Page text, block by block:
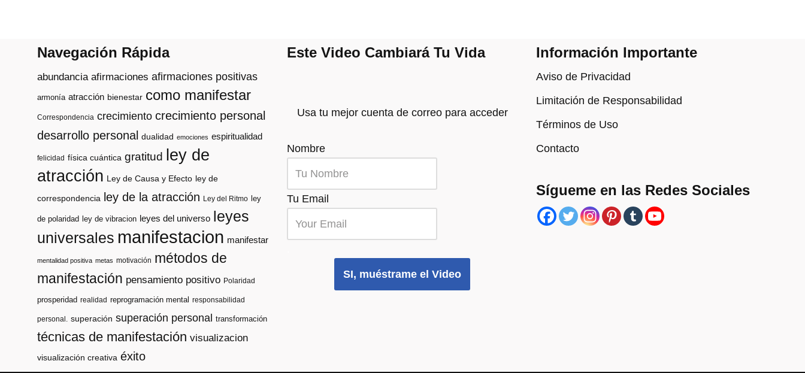
Navegación Rápida
abundancia afirmaciones afirmaciones positivas
armonía atracción bienestar como manifestar
Correspondencia crecimiento crecimiento personal
desarrollo personal dualidad emociones espiritualidad
felicidad física cuántica gratitud
ley de
atracción Ley de Causa y Efecto ley de
correspondencia ley de la atracción Ley del Ritmo ley
de polaridad ley de vibracion leyes del universo
leyes
universales manifestacion manifestar
mentalidad positiva metas motivación métodos de
manifestación pensamiento positivo Polaridad
prosperidad realidad reprogramación mental responsabilidad
personal. superación superación personal transformación
técnicas de manifestación visualizacion
visualización creativa éxito
Este Video Cambiará Tu Vida
Usa tu mejor cuenta de correo para acceder
Nombre
Tu Email
SI, muéstrame el Video
Información Importante
Aviso de Privacidad
Limitación de Responsabilidad
Términos de Uso
Contacto
Sígueme en las Redes Sociales